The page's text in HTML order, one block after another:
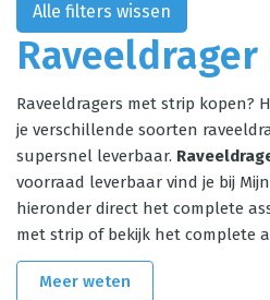
Raveeldragers met strip kopen?
je verschillende soorten
supersnel leverbaar.
voorraad leverbaar vind je bij
hieronder direct het complete
met strip of bekijk het complete
Meer weten
Alle filters wissen